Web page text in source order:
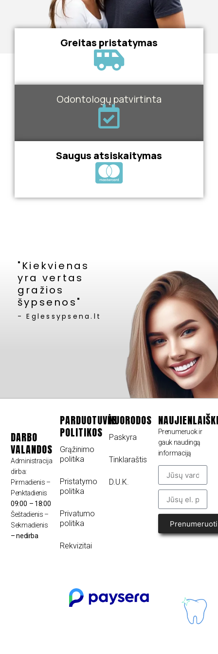
Greitas pristatymas
Odontologų patvirtinta
Saugus atsiskaitymas
"Kiekvienas
yra vertas
gražios
šypsenos"
- Eglessypsena.lt
DARBO
VALANDOS
Administracija
dirba:
Pirmadienis –
Penktadienis
09:00 – 18:00
Šeštadienis –
Sekmadienis
– nedirba
PARDUOTUVĖS
POLITIKOS
Grąžinimo
politika
Pristatymo
politika
Privatumo
politika
Rekvizitai
NUORODOS
Paskyra
Tinklaraštis
D.U.K.
Prenumeruok ir
gauk naudingą
informaciją
Prenumeruoti